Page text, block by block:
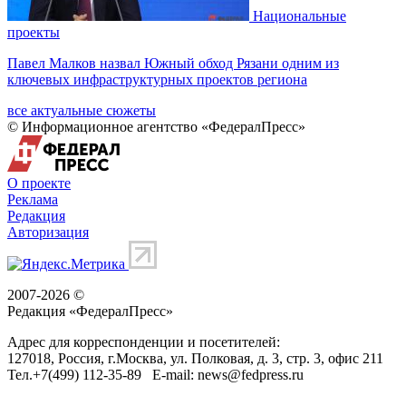
Национальные
проекты
Павел Малков назвал Южный обход Рязани одним из
ключевых инфраструктурных проектов региона
все актуальные сюжеты
© Информационное агентство «ФедералПресс»
О проекте
Реклама
Редакция
Авторизация
2007-2026 ©
Редакция «ФедералПресс»
Адрес для корреспонденции и посетителей:
127018, Россия, г.Москва, ул. Полковая, д. 3, стр. 3, офис 211
Тел.+7(499) 112-35-89 E-mail: news@fedpress.ru